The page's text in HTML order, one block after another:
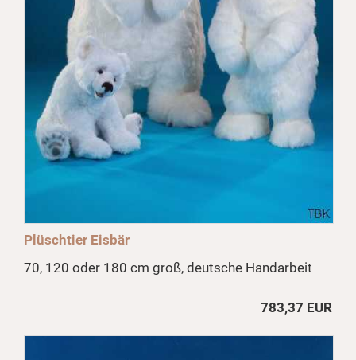
Plüschtier Eisbär
70, 120 oder 180 cm groß, deutsche Handarbeit
783,37 EUR